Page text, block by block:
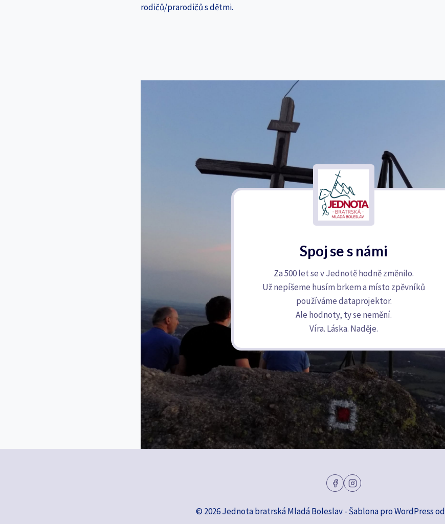
rodičů/prarodičů s dětmi.
Spoj se s námi
Za 500 let se v Jednotě hodně změnilo.
Už nepíšeme husím brkem a místo zpěvníků
používáme dataprojektor.
Ale hodnoty, ty se nemění.
Víra. Láska. Naděje.
© 2026 Jednota bratrská Mladá Boleslav - Šablona pro WordPress od